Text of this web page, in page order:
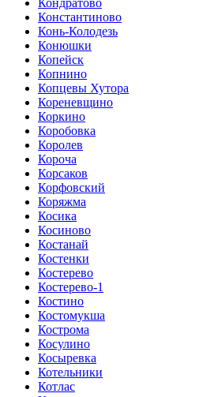
Константиново
Конь-Колодезь
Конюшки
Копейск
Копнино
Копцевы Хутора
Кореневщино
Коркино
Коробовка
Королев
Короча
Корсаков
Корфовский
Коряжма
Косика
Косиново
Костанай
Костенки
Костерево
Костерево-1
Костино
Костомукша
Кострома
Косулино
Косыревка
Котельники
Котлас